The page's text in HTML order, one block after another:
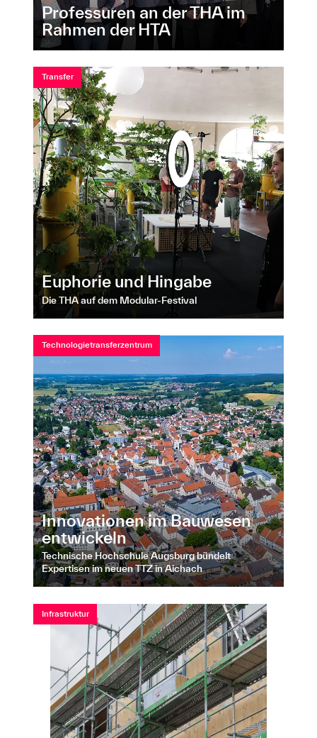
Professuren an der THA im
Rahmen der HTA
Transfer
Euphorie und Hingabe
Die THA auf dem Modular-Festival
Technologietransferzentrum
Innovationen im Bauwesen
entwickeln
Technische Hochschule Augsburg bündelt
Expertisen im neuen TTZ in Aichach
Infrastruktur